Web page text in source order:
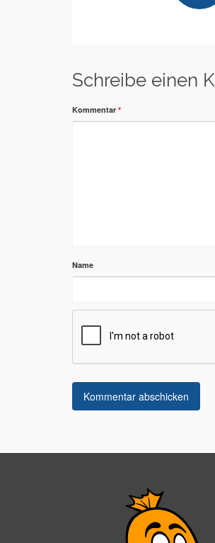
Schreibe einen
Kommentar *
Name